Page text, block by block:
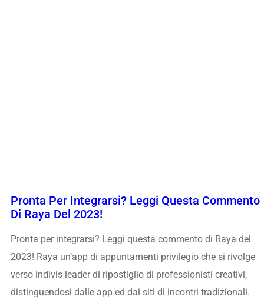
Pronta Per Integrarsi? Leggi Questa Commento
Di Raya Del 2023!
Pronta per integrarsi? Leggi questa commento di Raya del
2023! Raya un’app di appuntamenti privilegio che si rivolge
verso indivis leader di ripostiglio di professionisti creativi,
distinguendosi dalle app ed dai siti di incontri tradizionali.